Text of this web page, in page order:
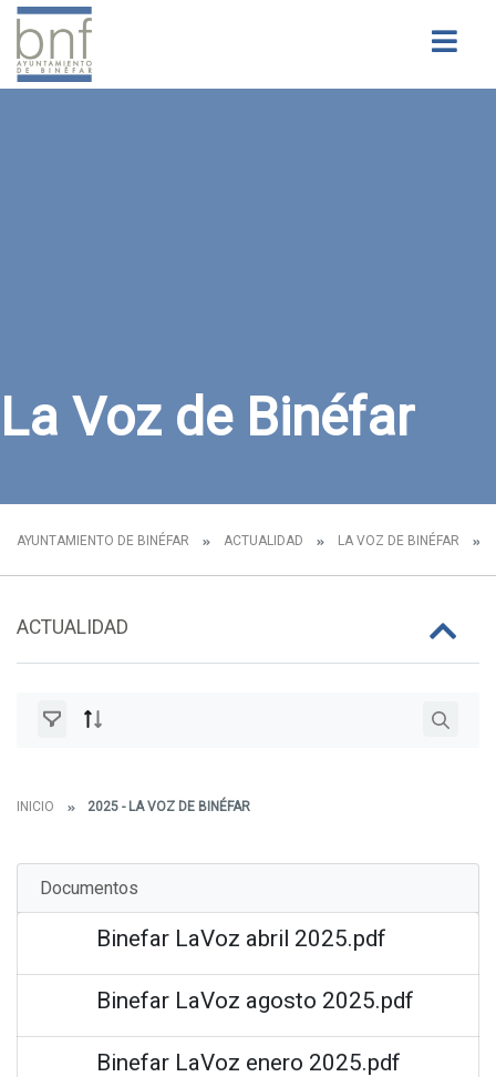
La Voz de Binéfar
AYUNTAMIENTO DE BINÉFAR ACTUALIDAD LA VOZ DE BINÉFAR
ACTUALIDAD
INICIO 2025 - LA VOZ DE BINÉFAR
Documentos
Binefar LaVoz abril 2025.pdf
Binefar LaVoz agosto 2025.pdf
Binefar LaVoz enero 2025.pdf